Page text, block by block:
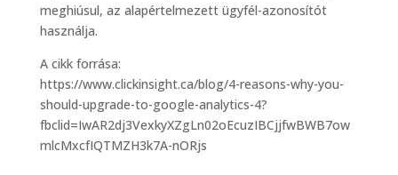
meghiúsul, az alapértelmezett ügyfél-azonosítót
használja.
A cikk forrása:
https://www.clickinsight.ca/blog/4-reasons-why-you-
should-upgrade-to-google-analytics-4?
fbclid=IwAR2dj3VexkyXZgLn02oEcuzIBCjjfwBWB7ow
mlcMxcfIQTMZH3k7A-nORjs